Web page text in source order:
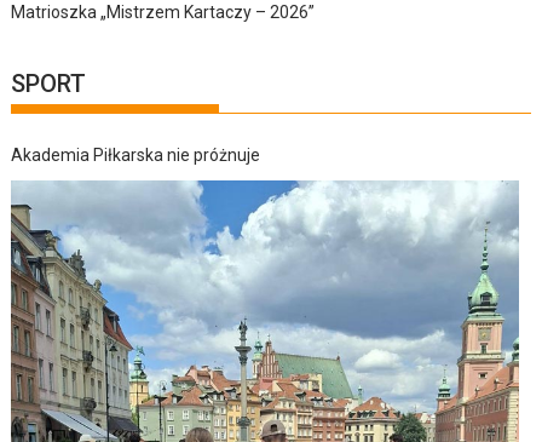
Matrioszka „Mistrzem Kartaczy – 2026”
SPORT
Akademia Piłkarska nie próżnuje